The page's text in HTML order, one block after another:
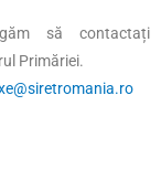
să contactați
Primăriei.